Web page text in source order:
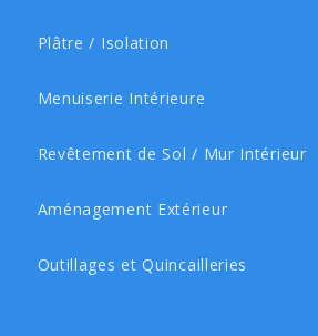
Plâtre / Isolation
Menuiserie Intérieure
Revêtement de Sol / Mur Intérieur
Aménagement Extérieur
Outillages et Quincailleries